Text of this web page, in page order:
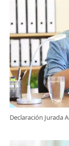
Declaración Jurada